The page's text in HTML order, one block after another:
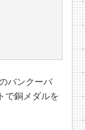
バンクーバ
で銅メダルを